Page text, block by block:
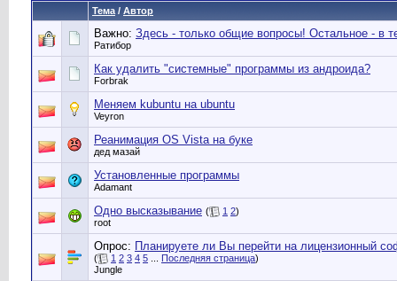
Тема / Автор
Важно: Здесь - только общие вопросы! Остальное - в
Ратибор
Как удалить "системные" программы из андроида?
Forbrak
Меняем kubuntu на ubuntu
Veyron
Реанимация OS Vista на буке
дед мазай
Установленные программы
Adamant
Одно высказывание ( 1 2)
root
Опрос: Планируете ли Вы перейти на лицензионный
( 1 2 3 4 5 Последняя страница)
Jungle